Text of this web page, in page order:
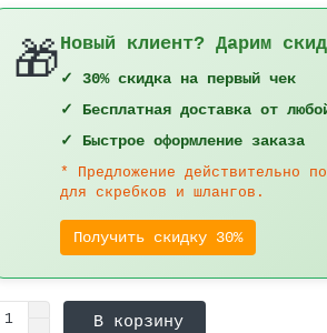
🎁Новый клиент? Дарим
✓ 30% скидка на первый чек
✓ Бесплатная доставка от
✓ Быстрое оформление заказа
* Предложение действительно
для скребков и шлангов.
Получить скидку 30%
В корзину